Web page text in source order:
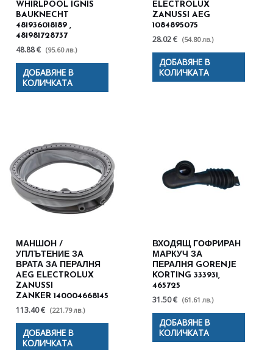
WHIRLPOOL IGNIS
BAUKNECHT
481936018189 ,
481981728737
48.88 € (95.60 лв.)
ДОБАВЯНЕ В
КОЛИЧКАТА
ELECTROLUX
ZANUSSI AEG
1084895075
28.02 € (54.80 лв.)
ДОБАВЯНЕ В
КОЛИЧКАТА
МАНШОН /
УПЛЪТЕНИЕ ЗА
ВРАТА ЗА ПЕРАЛНЯ
AEG ELECTROLUX
ZANUSSI
ZANKER 140004668145
113.40 € (221.79 лв.)
ДОБАВЯНЕ В
КОЛИЧКАТА
ВХОДЯЩ ГОФРИРАН
МАРКУЧ ЗА
ПЕРАЛНЯ GORENJE
KORTING 333931,
465725
31.50 € (61.61 лв.)
ДОБАВЯНЕ В
КОЛИЧКАТА